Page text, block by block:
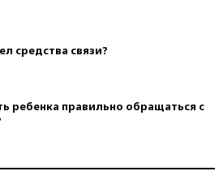
средства связи?
ребенка правильно обращаться с